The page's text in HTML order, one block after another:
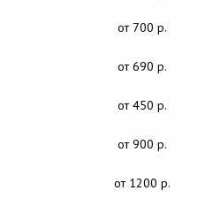
от 700 р.
от 690 р.
от 450 р.
от 900 р.
от 1200 р.